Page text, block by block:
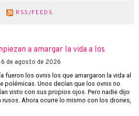
RSS/FEEDS
a amargar la vida a los
6 de agosto de 2026
fueron los ovnis los que amargaron la vida al
polémicas. Unos decían que los ovnis no
visto con sus propios ojos. Pero nadie dijo
rusos. Ahora ocurre lo mismo con los drones,